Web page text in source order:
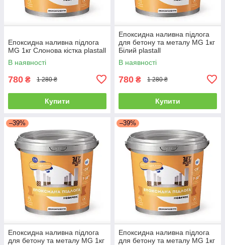
Епоксидна наливна підлога
MG 1кг Слонова кістка plastall
В наявності
780 ₴ 1 280 ₴
Купити
Епоксидна наливна підлога
для бетону та металу MG 1кг
Білий plastall
В наявності
780 ₴ 1 280 ₴
Купити
–39%
Епоксидна наливна підлога
для бетону та металу MG 1кг
–39%
Епоксидна наливна підлога
для бетону та металу MG 1кг